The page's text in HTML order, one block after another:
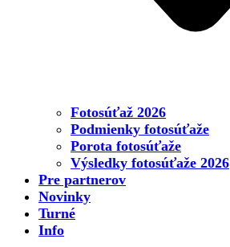
Fotosúťaž 2026
Podmienky fotosúťaže
Porota fotosúťaže
Výsledky fotosúťaže 2026
Pre partnerov
Novinky
Turné
Info